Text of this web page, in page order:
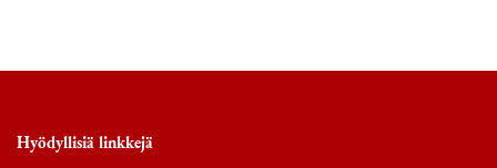
Hyödyllisiä linkkejä